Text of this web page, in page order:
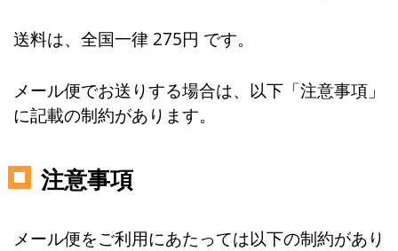
送料は、全国一律 275円 です。
メール便でお送りする場合は、以下「注意事項」
に記載の制約があります。
注意事項
メール便をご利用にあたっては以下の制約があり